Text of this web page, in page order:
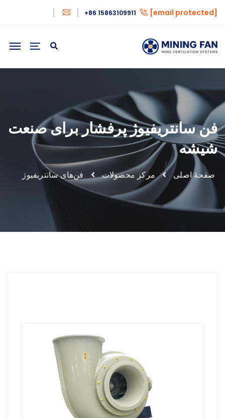
[email protected]
+86 15863109911
فن سانتریفیوژ پرفشار برای صنعت
شیشه
صفحهٔ اصلی مرکز محصولات فن‌های سانتریفیوژ